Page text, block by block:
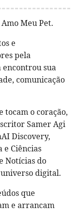
Meu Pet.
e
pela
encontrou sua
comunicação
tocam o coração,
Samer Agi
Discovery,
e Ciências
Notícias do
digital.
que
e arrancam